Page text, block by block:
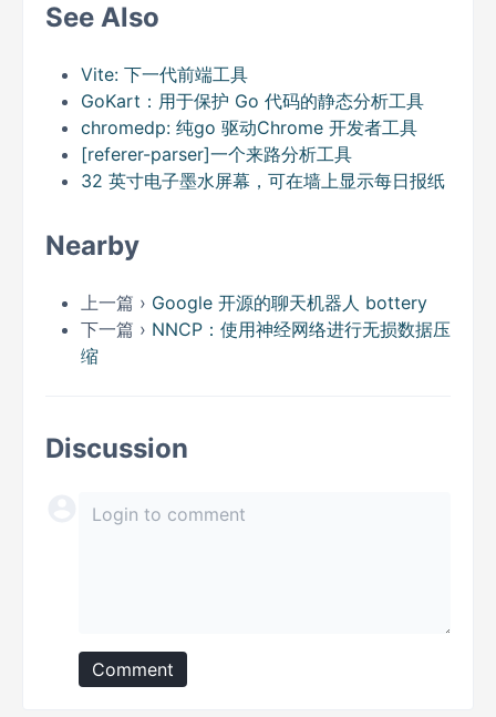
See Also
Vite: 下一代前端工具
GoKart：用于保护 Go 代码的静态分析工具
chromedp: 纯go 驱动Chrome 开发者工具
[referer-parser]一个来路分析工具
32 英寸电子墨水屏幕，可在墙上显示每日报纸
Nearby
上一篇 › Google 开源的聊天机器人 bottery
下一篇 › NNCP：使用神经网络进行无损数据压
缩
Discussion
Comment